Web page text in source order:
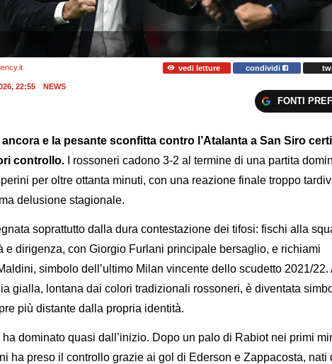
vedi letture condividi
22:55
NEWS
FONTI
ancora e la pesante sconfitta contro l’Atalanta a San Siro
controllo.
I rossoneri cadono 3-2 al termine di una partita
per oltre ottanta minuti, con una reazione finale troppo
delusione stagionale.
soprattutto dalla dura contestazione dei tifosi: fischi alla
e dirigenza, con Giorgio Furlani principale bersaglio, e richiami
simbolo dell’ultimo Milan vincente dello scudetto 2021/22.
gialla, lontana dai colori tradizionali rossoneri, è diventata
più distante dalla propria identità.
ha dominato quasi dall’inizio. Dopo un palo di Rabiot nei primi
ha preso il controllo grazie ai gol di Ederson e Zappacosta, nati